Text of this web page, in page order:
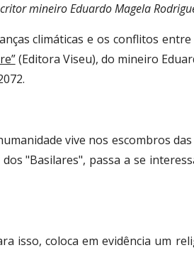
mineiro Eduardo Magela
climáticas e os conflitos
(Editora Viseu), do mineiro
vive nos escombros
"Basilares", passa a se
isso, coloca em evidência um